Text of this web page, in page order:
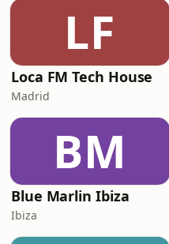
LF
Loca FM Tech House
Madrid
BM
Blue Marlin Ibiza
Ibiza